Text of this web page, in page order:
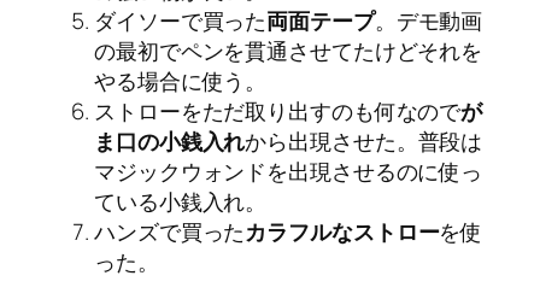
ダイソーで買った両面テープ。デモ動画
の最初でペンを貫通させてたけどそれを
やる場合に使う。
ストローをただ取り出すのも何なのでが
ま口の小銭入れから出現させた。普段は
マジックウォンドを出現させるのに使っ
ている小銭入れ。
ハンズで買ったカラフルなストローを使
った。